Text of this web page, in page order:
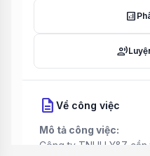
analytics
record_voice_over
description Về công việc
Mô tả công việc:
Công ty TNHH Y&Z